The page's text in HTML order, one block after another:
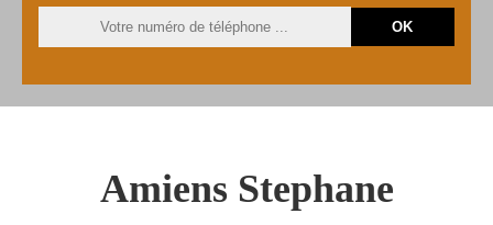
Amiens Stephane